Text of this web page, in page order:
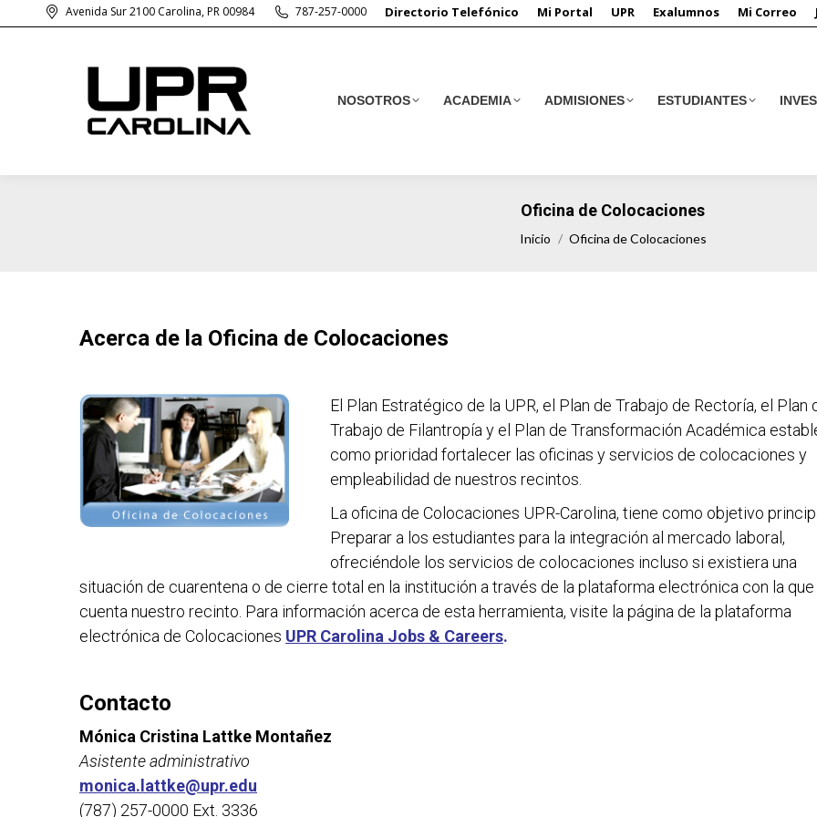
Avenida Sur 2100 Carolina, PR 00984 787-257-0000 Directorio Telefónico Mi Portal UPR Exalumnos Mi Correo
NOSOTROS ACADEMIA ADMISIONES ESTUDIANTES
Oficina de Colocaciones
Estás aquí:
Inicio Oficina de Colocaciones
Acerca de la Oficina de Colocaciones
El Plan Estratégico de la UPR, el Plan de Trabajo de Rectoría, el Plan
Trabajo de Filantropía y el Plan de Transformación Académica
como prioridad fortalecer las oficinas y servicios de colocaciones y
empleabilidad de nuestros recintos.
La oficina de Colocaciones UPR-Carolina, tiene como objetivo
Preparar a los estudiantes para la integración al mercado laboral,
ofreciéndole los servicios de colocaciones incluso si existiera una
situación de cuarentena o de cierre total en la institución a través de la plataforma electrónica con la que
cuenta nuestro recinto. Para información acerca de esta herramienta, visite la página de la plataforma
electrónica de Colocaciones UPR Carolina Jobs & Careers.
Contacto
Mónica Cristina Lattke Montañez
Asistente administrativo
monica.lattke@upr.edu
(787) 257-0000 Ext. 3336
NOSOTROS ACADEMIA ADMISIONES ESTUDIANTES